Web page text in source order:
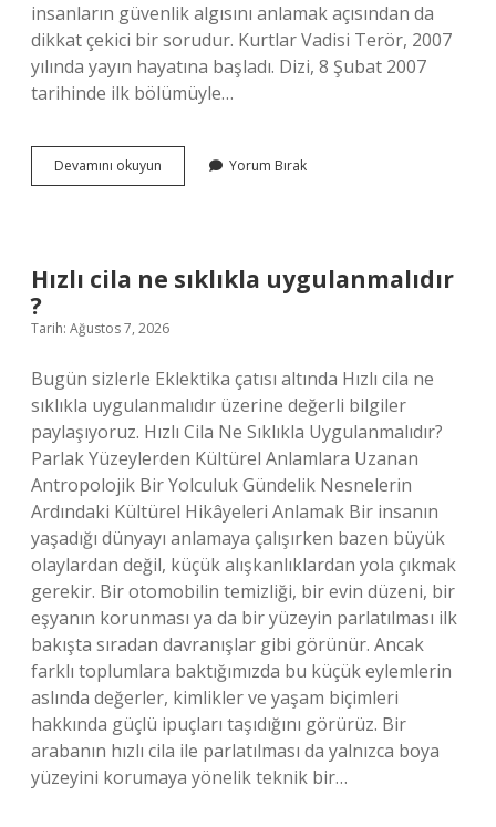
insanların güvenlik algısını anlamak açısından da
dikkat çekici bir sorudur. Kurtlar Vadisi Terör, 2007
yılında yayın hayatına başladı. Dizi, 8 Şubat 2007
tarihinde ilk bölümüyle…
Devamını okuyun
Vadisi
?
Yorum Bırak
Hızlı cila ne sıklıkla uygulanmalıdır
?
Tarih: Ağustos 7, 2026
Bugün sizlerle Eklektika çatısı altında Hızlı cila ne
sıklıkla uygulanmalıdır üzerine değerli bilgiler
paylaşıyoruz. Hızlı Cila Ne Sıklıkla Uygulanmalıdır?
Parlak Yüzeylerden Kültürel Anlamlara Uzanan
Antropolojik Bir Yolculuk Gündelik Nesnelerin
Ardındaki Kültürel Hikâyeleri Anlamak Bir insanın
yaşadığı dünyayı anlamaya çalışırken bazen büyük
olaylardan değil, küçük alışkanlıklardan yola çıkmak
gerekir. Bir otomobilin temizliği, bir evin düzeni, bir
eşyanın korunması ya da bir yüzeyin parlatılması ilk
bakışta sıradan davranışlar gibi görünür. Ancak
farklı toplumlara baktığımızda bu küçük eylemlerin
aslında değerler, kimlikler ve yaşam biçimleri
hakkında güçlü ipuçları taşıdığını görürüz. Bir
arabanın hızlı cila ile parlatılması da yalnızca boya
yüzeyini korumaya yönelik teknik bir…